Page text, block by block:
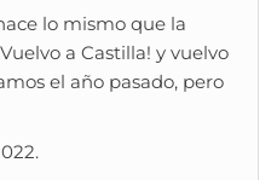
lo mismo que la
a Castilla! y vuelvo
el año pasado, pero